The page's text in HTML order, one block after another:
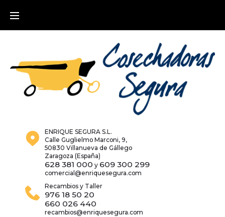
ENRIQUE SEGURA S.L.
Calle Guglielmo Marconi, 9,
50830 Villanueva de Gállego
Zaragoza (España)
628 381 000 y 609 300 299
comercial@enriquesegura.com
Recambios y Taller
976 18 50 20
660 026 440
recambios@enriquesegura.com